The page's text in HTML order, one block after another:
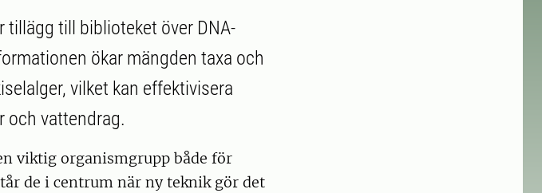
tillägg till biblioteket över DNA-
ökar mängden taxa och
vilket kan effektivisera
och vattendrag.
viktig organismgrupp både för
de i centrum när ny teknik gör det